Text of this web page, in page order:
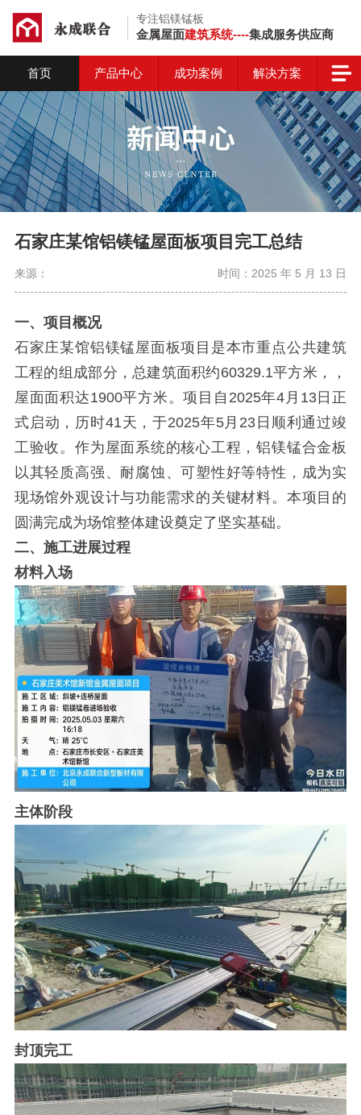
专注铝镁锰板
金属屋面建筑系统----集成服务供应商
首页 产品中心 成功案例 解决方案
石家庄某馆铝镁锰屋面板项目完工总结
来源： 时间：2025 年 5 月 13 日
一、项目概况
石家庄某馆铝镁锰屋面板项目是本市重点公共建筑
工程的组成部分，总建筑面积约60329.1平方米，，
屋面面积达1900平方米。项目自2025年4月13日正
式启动，历时41天，于2025年5月23日顺利通过竣
工验收。作为屋面系统的核心工程，铝镁锰合金板
以其轻质高强、耐腐蚀、可塑性好等特性，成为实
现场馆外观设计与功能需求的关键材料。本项目的
圆满完成为场馆整体建设奠定了坚实基础。
二、施工进展过程
材料入场
主体阶段
封顶完工